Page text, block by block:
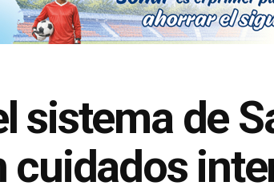
sistema de
cuidados